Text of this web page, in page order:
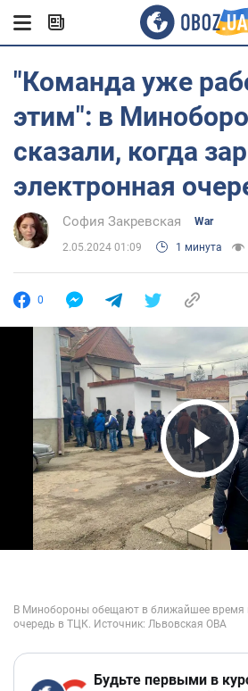
"Команда уже
этим": в
сказали, когда
электронная
София Закревская War
2.05.2024 01:09 1 минута
0
Play
Будьте первыми в